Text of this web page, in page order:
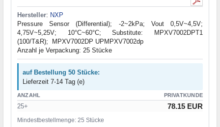
Hersteller: NXP
Pressure Sensor (Differential); -2~2kPa; Vout 0,5V~4,5V;
4,75V~5,25V; 10°C~60°C; Substitute: MPXV7002DPT1
(100/T&R); MPXV7002DP UPMPXV7002dp
Anzahl je Verpackung: 25 Stücke
auf Bestellung 50 Stücke:
Lieferzeit 7-14 Tag (e)
ANZAHL PRIVATKUNDE
25+ 78.15 EUR
Mindestbestellmenge: 25 Stücke